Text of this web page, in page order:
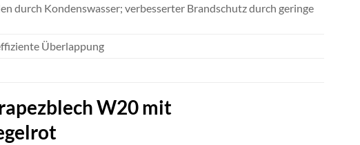
durch Kondenswasser; verbesserter Brandschutz durch geringe
Überlappung
W20 mit